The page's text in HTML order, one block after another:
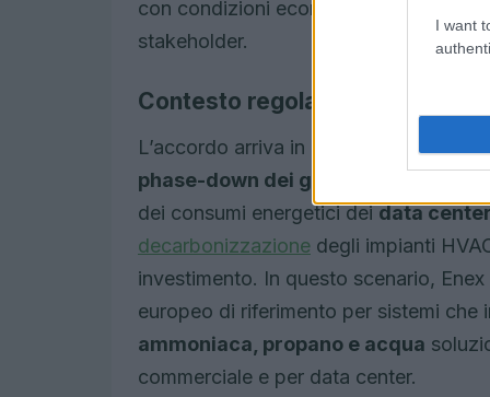
I want
con condizioni economiche
stakeholder.
Contesto regolatorio e mercato
L’accordo arriva in una fase di
phase-down dei gas fluorurati
dei consumi energetici deidata
decarbonizzazione degli impianti
investimento. In questo scenario,
europeo di riferimento per sistemi
ammoniaca, propano e acqua
commerciale e per data center.